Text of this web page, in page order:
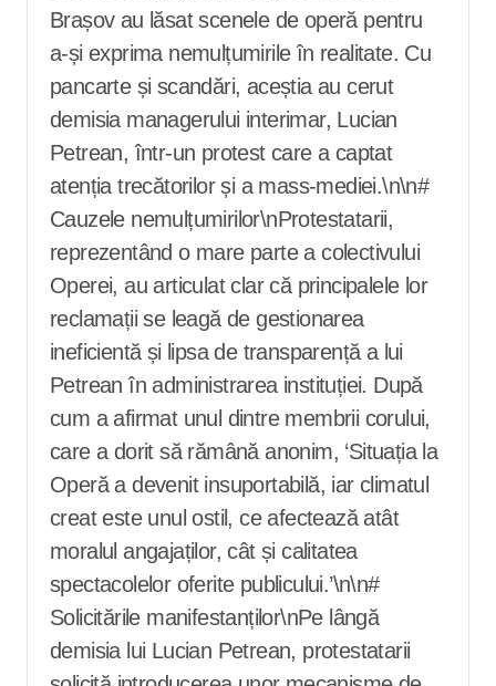
Brașov au lăsat scenele de operă pentru
a-și exprima nemulțumirile în realitate. Cu
pancarte și scandări, aceștia au cerut
demisia managerului interimar, Lucian
Petrean, într-un protest care a captat
atenția trecătorilor și a mass-mediei.\n\n#
Cauzele nemulțumirilor\nProtestatarii,
reprezentând o mare parte a colectivului
Operei, au articulat clar că principalele lor
reclamații se leagă de gestionarea
ineficientă și lipsa de transparență a lui
Petrean în administrarea instituției. După
cum a afirmat unul dintre membrii corului,
care a dorit să rămână anonim, ‘Situația la
Operă a devenit insuportabilă, iar climatul
creat este unul ostil, ce afectează atât
moralul angajaților, cât și calitatea
spectacolelor oferite publicului.’\n\n#
Solicitările manifestanților\nPe lângă
demisia lui Lucian Petrean, protestatarii